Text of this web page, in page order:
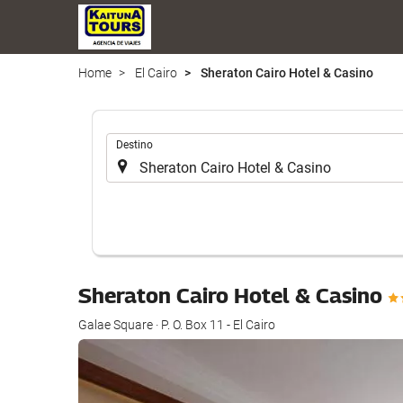
Home El Cairo Sheraton Cairo Hotel & Casino
Introduzca
lugar
el
realizar
búsqueda
su
alojamiento..
Destino
Sheraton Cairo Hotel & Casino
Galae Square · P. O. Box 11 - El Cairo